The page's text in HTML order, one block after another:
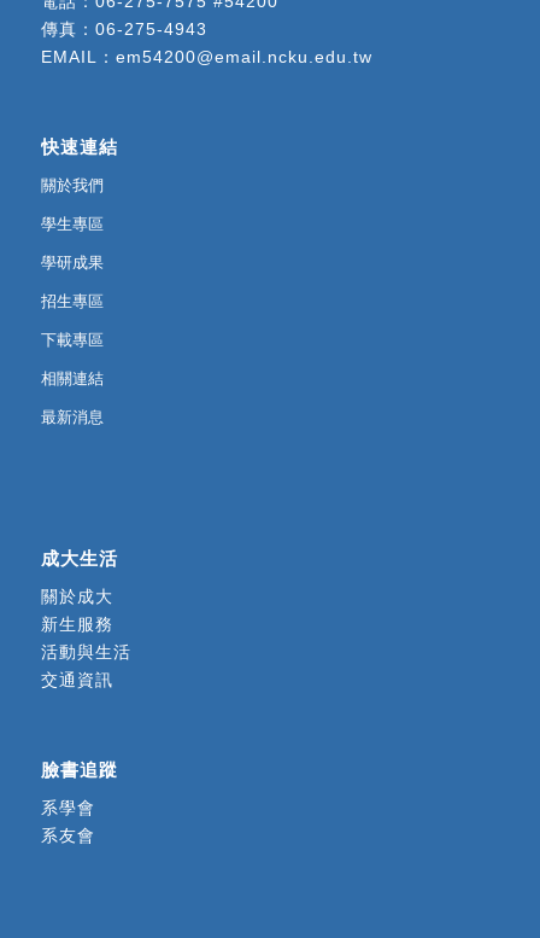
傳真：06-275-4943
EMAIL： em54200@email.ncku.edu.tw
快速連結
關於我們
學生專區
學研成果
招生專區
下載專區
相關連結
最新消息
成大生活
關於成大
新生服務
活動與生活
交通資訊
臉書追蹤
系學會
系友會